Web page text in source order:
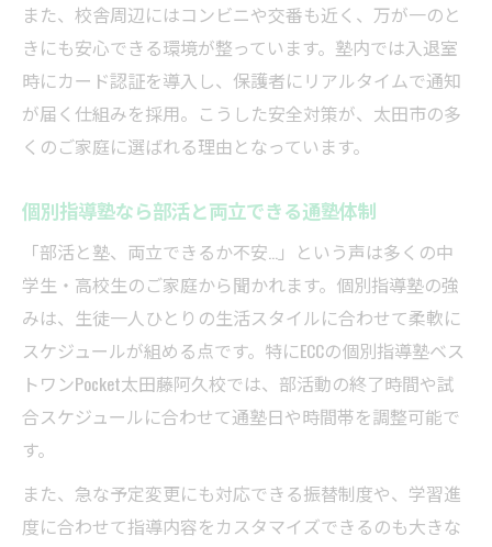
また、校舎周辺にはコンビニや交番も近く、万が一のと
きにも安心できる環境が整っています。塾内では入退室
時にカード認証を導入し、保護者にリアルタイムで通知
が届く仕組みを採用。こうした安全対策が、太田市の多
くのご家庭に選ばれる理由となっています。
個別指導塾なら部活と両立できる通塾体制
「部活と塾、両立できるか不安…」という声は多くの中
学生・高校生のご家庭から聞かれます。個別指導塾の強
みは、生徒一人ひとりの生活スタイルに合わせて柔軟に
スケジュールが組める点です。特にECCの個別指導塾ベス
トワンPocket太田藤阿久校では、部活動の終了時間や試
合スケジュールに合わせて通塾日や時間帯を調整可能で
す。
また、急な予定変更にも対応できる振替制度や、学習進
度に合わせて指導内容をカスタマイズできるのも大きな